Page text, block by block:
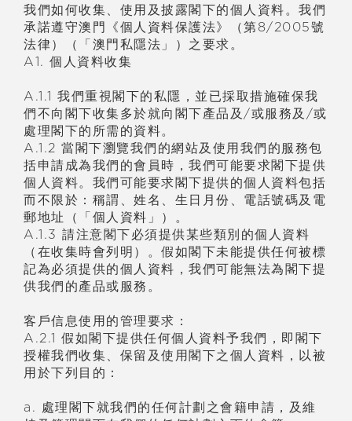
我們如何收集、使用及披露閣下的個人資料。我們
承諾遵守澳門《個人資料保護法》（第8/2005號
法律）（「澳門私隱法」）之要求。
A1. 個人資料收集
A.1.1 我們重視閣下的私隱，並已採取措施確保我
們不向閣下收集多於就向閣下產品及/或服務及/或
處理閣下的所需的資料。
A.1.2 當閣下瀏覽我們的網站及使用我們的服務包
括申請成為我們的會員時，我們可能要求閣下提供
個人資料。我們可能要求閣下提供的個人資料包括
而不限於：稱謂、姓名、生日月份、電話號碼及電
郵地址（「個人資料」）。
A.1.3 請注意閣下必須提供某些類別的個人資料
（在收集時會列明）。假如閣下未能提供任何被標
記為必須提供的個人資料，我們可能無法為閣下提
供我們的產品或服務。
客戶信息使用的管理要求：
A.2.1 假如閣下提供任何個人資料予我們，即閣下
授權我們收集、保留及使用閣下之個人資料，以被
用於下列目的：
a. 處理閣下就我們的任何計劃之會籍申請，及維